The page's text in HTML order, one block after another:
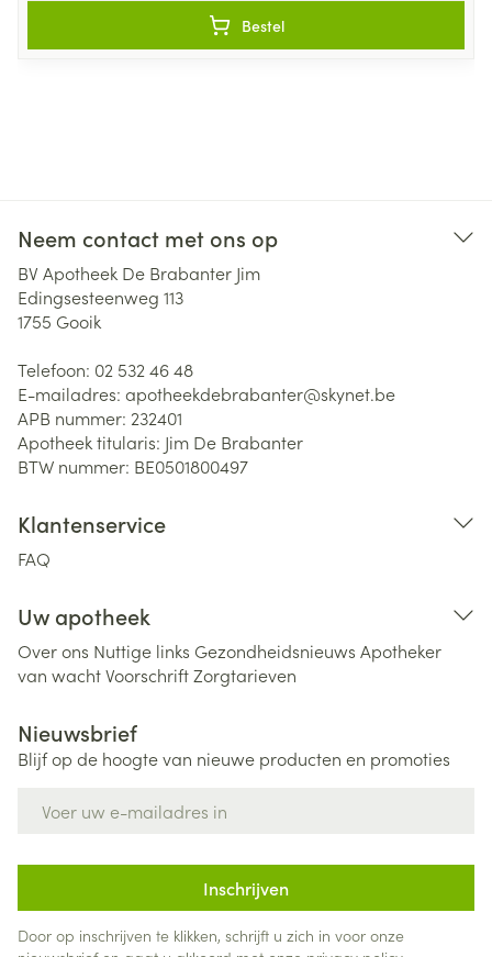
Bestel
Neem contact met ons op
BV Apotheek De Brabanter Jim
Edingsesteenweg 113
1755 Gooik
Telefoon: 02 532 46 48
E-mailadres: apotheekdebrabanter@skynet.be
APB nummer: 232401
Apotheek titularis: Jim De Brabanter
BTW nummer: BE0501800497
Klantenservice
FAQ
Uw apotheek
Over ons Nuttige links Gezondheidsnieuws Apotheker
van wachtVoorschriftZorgtarieven
Nieuwsbrief
Blijf op de hoogte van nieuwe producten en promoties
Inschrijven
Door op inschrijven te klikken, schrijft u zich in voor onze